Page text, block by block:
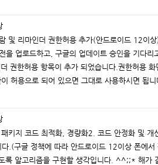
리마인더 권한허용 추가(안드로이드 12이
을 업로드하고, 구글의 업데이트 승인을 기다
권한허용 항목이 추가 되었습니다.권한허용
허용으로 되어 있으면 그대로 사용하시면 됩
키지 코드 최적화, 경량화2. 코드 안정화 및
.(구글 정책에 따라 안드로이드 12이상 폰에
록 알고리즘을 구현할 생각입니다. ^^;;* 해가